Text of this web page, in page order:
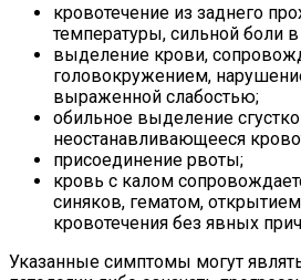
кровотечение из заднего
температуры, сильной боли
выделение крови,
головокружением,
выраженной слабостью;
обильное выделение
неостанавливающееся
присоединение рвоты;
кровь с калом
синяков, гематом,
кровотечения без явных
Указанные симптомы могут